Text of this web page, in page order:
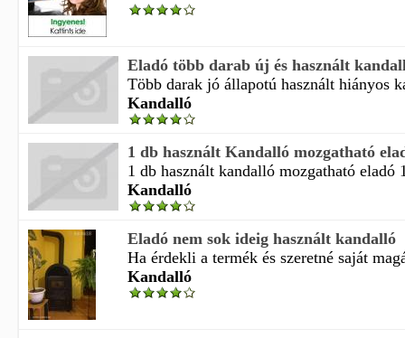
Eladó több darab új és használt
Több darak jó állapotú használt hiányos
Kandalló
1 db használt Kandalló mozgatható
1 db használt kandalló mozgatható eladó
Kandalló
Eladó nem sok ideig használt kandalló
Ha érdekli a termék és szeretné saját
Kandalló